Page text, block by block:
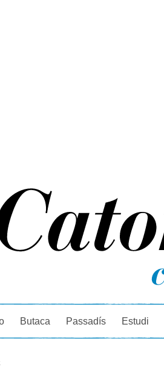
Butaca Passadís Estudi